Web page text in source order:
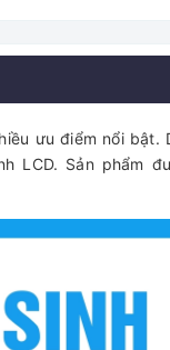
ưu điểm nổi bật.
LCD. Sản phẩm